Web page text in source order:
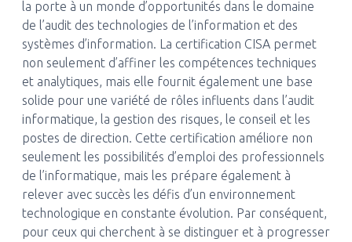
la porte à un monde d’opportunités dans le domaine
de l’audit des technologies de l’information et des
systèmes d’information. La certification CISA permet
non seulement d’affiner les compétences techniques
et analytiques, mais elle fournit également une base
solide pour une variété de rôles influents dans l’audit
informatique, la gestion des risques, le conseil et les
postes de direction. Cette certification améliore non
seulement les possibilités d’emploi des professionnels
de l’informatique, mais les prépare également à
relever avec succès les défis d’un environnement
technologique en constante évolution. Par conséquent,
pour ceux qui cherchent à se distinguer et à progresser